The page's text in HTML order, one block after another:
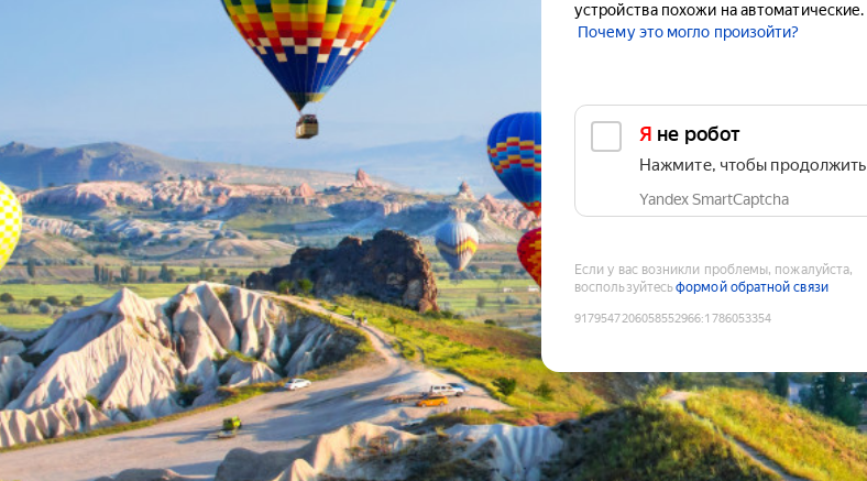
устройства похожи на автоматические.
Почему это могло произойти?
Я не робот
Нажмите, чтобы продолжить
Yandex SmartCaptcha
Если у вас возникли проблемы, пожалуйста,
воспользуйтесьформой обратной связи
9179547206058552966:1786053354